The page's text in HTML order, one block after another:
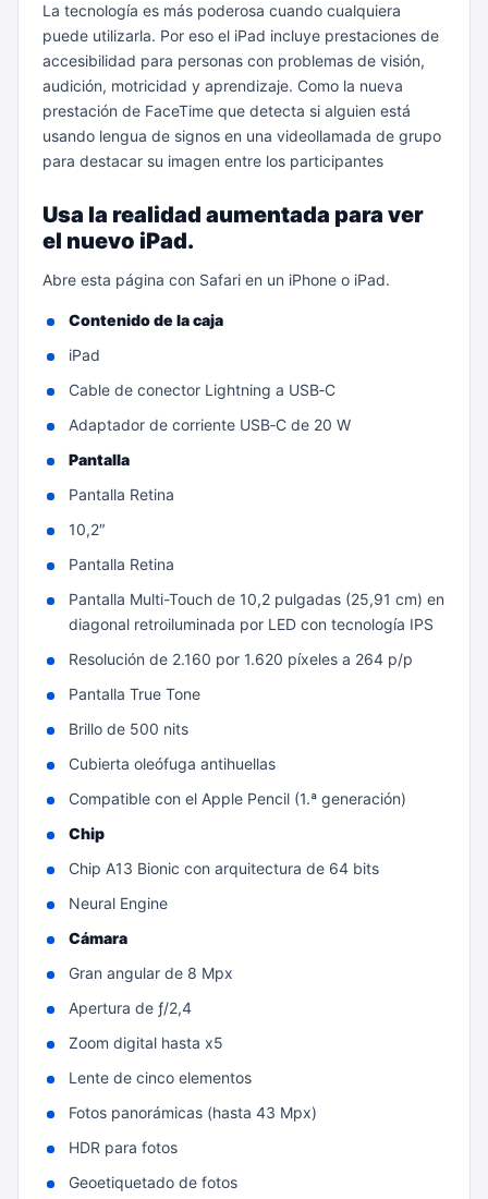
La tecnología es más poderosa cuando cualquiera
puede utilizarla. Por eso el iPad incluye prestaciones de
accesibilidad para personas con problemas de visión,
audición, motricidad y aprendizaje. Como la nueva
prestación de FaceTime que detecta si alguien está
usando lengua de signos en una videollamada de grupo
para destacar su imagen entre los participantes
Usa la realidad aumentada para ver
el nuevo iPad.
Abre esta página con Safari en un iPhone o iPad.
Contenido de la caja
iPad
Cable de conector Lightning a USB‑C
Adaptador de corriente USB‑C de 20 W
Pantalla
Pantalla Retina
10,2″
Pantalla Retina
Pantalla Multi-Touch de 10,2 pulgadas (25,91 cm) en
diagonal retroiluminada por LED con tecnología IPS
Resolución de 2.160 por 1.620 píxeles a 264 p/p
Pantalla True Tone
Brillo de 500 nits
Cubierta oleófuga antihuellas
Compatible con el Apple Pencil (1.ª generación)
Chip
Chip A13 Bionic con arquitectura de 64 bits
Neural Engine
Cámara
Gran angular de 8 Mpx
Apertura de ƒ/2,4
Zoom digital hasta x5
Lente de cinco elementos
Fotos panorámicas (hasta 43 Mpx)
HDR para fotos
Geoetiquetado de fotos